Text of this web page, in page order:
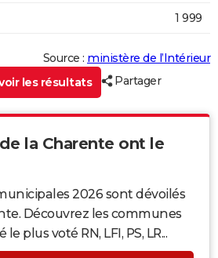
1 999
Source : ministère de l’Intérieur
les résultats
Partager
la Charente ont le
2026 sont dévoilés
Découvrez les communes
plus voté RN, LFI, PS, LR...